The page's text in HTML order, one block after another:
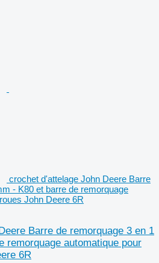
crochet d'attelage John Deere Barre
- K80 et barre de remorquage
John Deere 6R
Barre de remorquage 3 en 1
remorquage automatique pour
6R